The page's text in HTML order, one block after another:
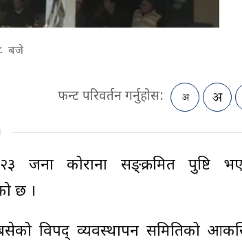
बजे
फन्ट परिवर्तन गर्नुहोस:
२३ जना कोराना सङ्क्रमित पुष्टि
छ ।
विपद् व्यवस्थापन समितिको